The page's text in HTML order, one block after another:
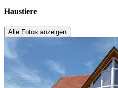
Haustiere
Alle Fotos anzeigen